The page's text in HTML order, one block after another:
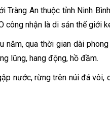
Tràng An thuộc tỉnh Ninh
công nhận là di sản thế giới
năm, qua thời gian dài
lũng, hang động, hồ đầm.
nước, rừng trên núi đá vôi,